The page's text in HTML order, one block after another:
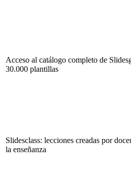
Acceso al catálogo completo de
30.000 plantillas
Slidesclass: lecciones creadas por
la enseñanza